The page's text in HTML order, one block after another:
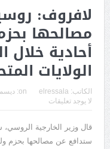
لافروف:
مصالحها
أحادية خلال
الولايات
الكاتب: elressala
on: ديسمبر 28,
لا يوجد تعليقات
قال وزير الخارجية الروسي،
ستدافع عن مصالحها بحزم